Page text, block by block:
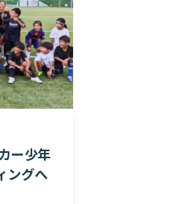
ー少年
ングへ